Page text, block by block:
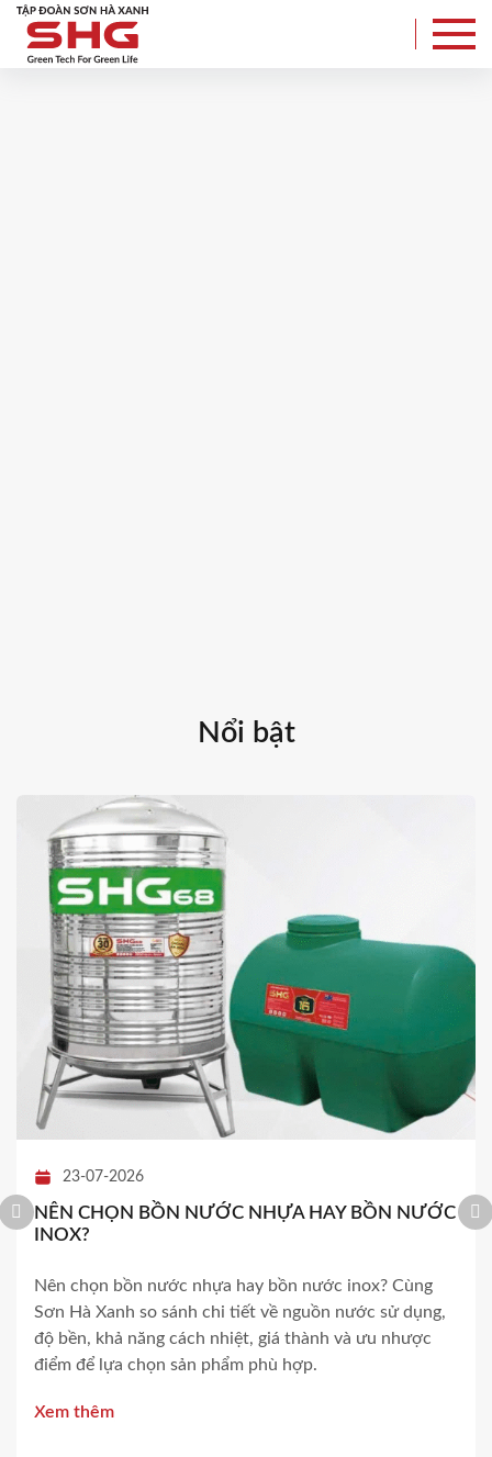
Nổi bật
23-07-2026
NÊN CHỌN BỒN NƯỚC NHỰA HAY BỒN NƯỚC
INOX?
Nên chọn bồn nước nhựa hay bồn nước inox? Cùng
Sơn Hà Xanh so sánh chi tiết về nguồn nước sử dụng,
độ bền, khả năng cách nhiệt, giá thành và ưu nhược
điểm để lựa chọn sản phẩm phù hợp.
Xem thêm